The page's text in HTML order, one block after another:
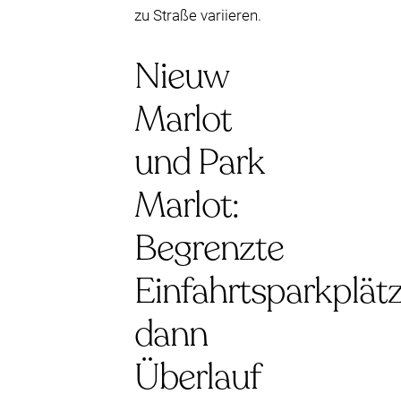
zu Straße variieren.
Nieuw
Marlot
und Park
Marlot:
Begrenzte
dann
Überlauf